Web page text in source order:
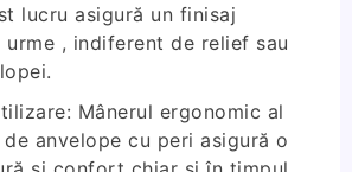
lucru asigură un finisaj
, indiferent de relief sau
Mânerul ergonomic al
anvelope cu peri asigură o